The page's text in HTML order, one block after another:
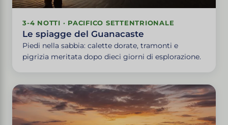
3-4 NOTTI · PACIFICO SETTENTRIONALE
Le spiagge del Guanacaste
Piedi nella sabbia: calette dorate, tramonti e
pigrizia meritata dopo dieci giorni di esplorazione.